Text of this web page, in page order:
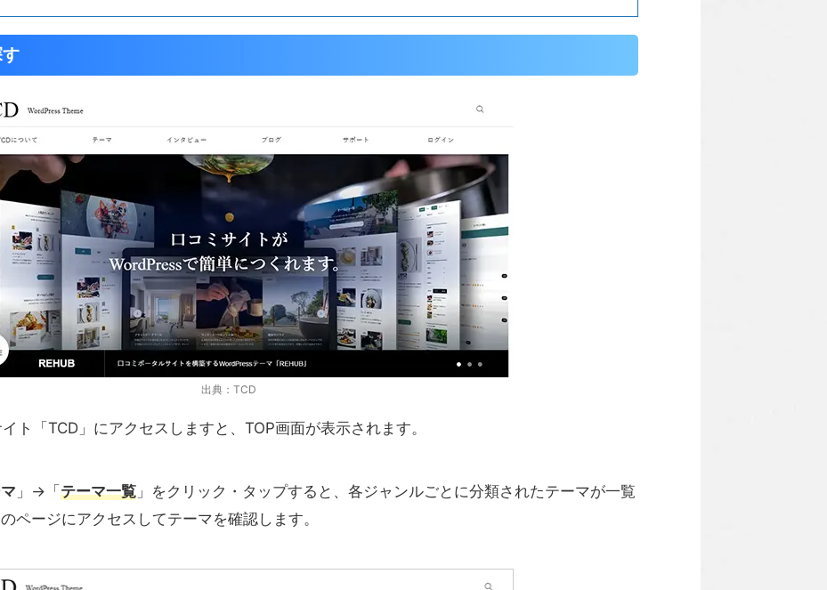
出典：TCD
ト「TCD」にアクセスしますと、TOP画面が表示されます。
」→「 テーマ一覧 」をクリック・タップすると、各ジャンルごとに分類されたテーマが一覧
ページにアクセスしてテーマを確認します。